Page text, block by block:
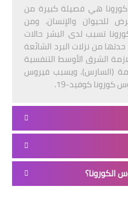
هي فصيلة كبيرة من
للحيوان والإنسان. ومن
تسبب لدى البشر حالات
من نزلات البرد الشائعة
الشرق الأوسط التنفسية
(السارس). ويسبب فيروس
كوفيد-19.
الكورونا؟